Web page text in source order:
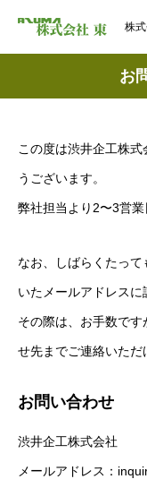
株
お
この度は渋井企工株
うございます。
弊社担当より2〜3営業
なお、しばらくたっ
いたメールアドレスに
その際は、お手数で
せ先までご連絡いただ
お問い合わせ
渋井企工株式会社
メールアドレス：